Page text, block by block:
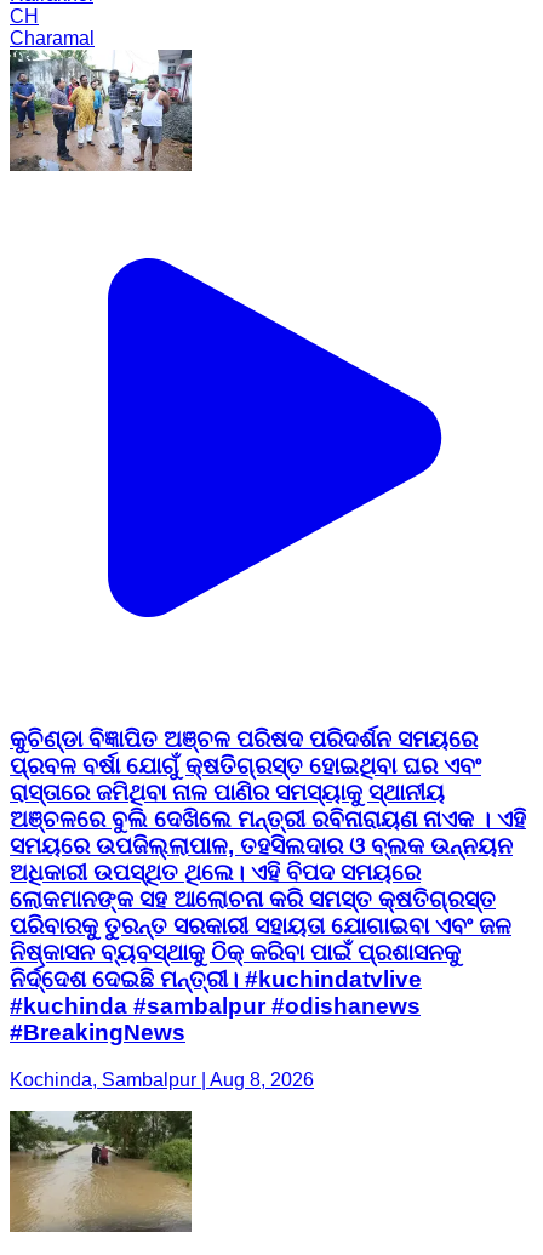
CH
Charamal
କୁଚିଣ୍ଡା ବିଜ୍ଞାପିତ ଅଞ୍ଚଳ ପରିଷଦ ପରିଦର୍ଶନ ସମୟରେ
ପ୍ରବଳ ବର୍ଷା ଯୋଗୁଁ କ୍ଷତିଗ୍ରସ୍ତ ହୋଇଥିବା ଘର ଏବଂ
ରାସ୍ତାରେ ଜମିଥିବା ନାଳ ପାଣିର ସମସ୍ୟାକୁ ସ୍ଥାନୀୟ
ଅଞ୍ଚଳରେ ବୁଲି ଦେଖିଲେ ମନ୍ତ୍ରୀ ରବିନାରାୟଣ ନାଏକ । ଏହି
ସମୟରେ ଉପଜିଲ୍ଲାପାଳ, ତହସିଲଦାର ଓ ବ୍ଲକ ଉନ୍ନୟନ
ଅଧିକାରୀ ଉପସ୍ଥିତ ଥିଲେ। ଏହି ବିପଦ ସମୟରେ
ଲୋକମାନଙ୍କ ସହ ଆଲୋଚନା କରି ସମସ୍ତ କ୍ଷତିଗ୍ରସ୍ତ
ପରିବାରକୁ ତୁରନ୍ତ ସରକାରୀ ସହାୟତା ଯୋଗାଇବା ଏବଂ ଜଳ
ନିଷ୍କାସନ ବ୍ୟବସ୍ଥାକୁ ଠିକ୍ କରିବା ପାଇଁ ପ୍ରଶାସନକୁ
ନିର୍ଦ୍ଦେଶ ଦେଇଛି ମନ୍ତ୍ରୀ। #kuchindatvlive
#kuchinda #sambalpur #odishanews
#BreakingNews
Kochinda, Sambalpur | Aug 8, 2026